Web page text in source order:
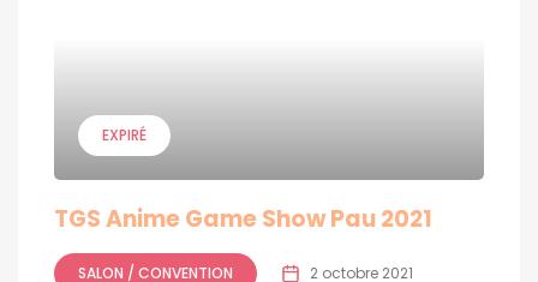
EXPIRÉ
TGS Anime Game Show Pau 2021
SALON / CONVENTION 2 octobre 2021